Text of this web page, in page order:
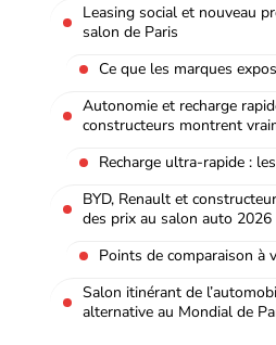
Leasing social et nouveau
salon de Paris
Ce que les marques
Autonomie et recharge
constructeurs montrent
Recharge ultra-rapide :
BYD, Renault et
des prix au salon auto 2026
Points de comparaison à
Salon itinérant de
alternative au Mondial de